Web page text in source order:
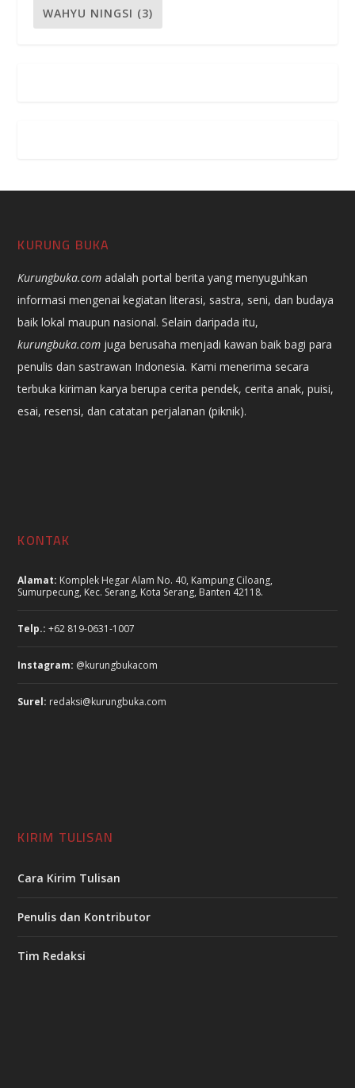
WAHYU NINGSI (3)
KURUNG BUKA
Kurungbuka.com adalah portal berita yang menyuguhkan
informasi mengenai kegiatan literasi, sastra, seni, dan budaya
baik lokal maupun nasional. Selain daripada itu,
kurungbuka.com juga berusaha menjadi kawan baik bagi para
penulis dan sastrawan Indonesia. Kami menerima secara
terbuka kiriman karya berupa cerita pendek, cerita anak, puisi,
esai, resensi, dan catatan perjalanan (piknik).
KONTAK
Alamat: Komplek Hegar Alam No. 40, Kampung Ciloang,
Sumurpecung, Kec. Serang, Kota Serang, Banten 42118.
Telp.: +62 819-0631-1007
Instagram: @kurungbukacom
Surel: redaksi@kurungbuka.com
KIRIM TULISAN
Cara Kirim Tulisan
Penulis dan Kontributor
Tim Redaksi